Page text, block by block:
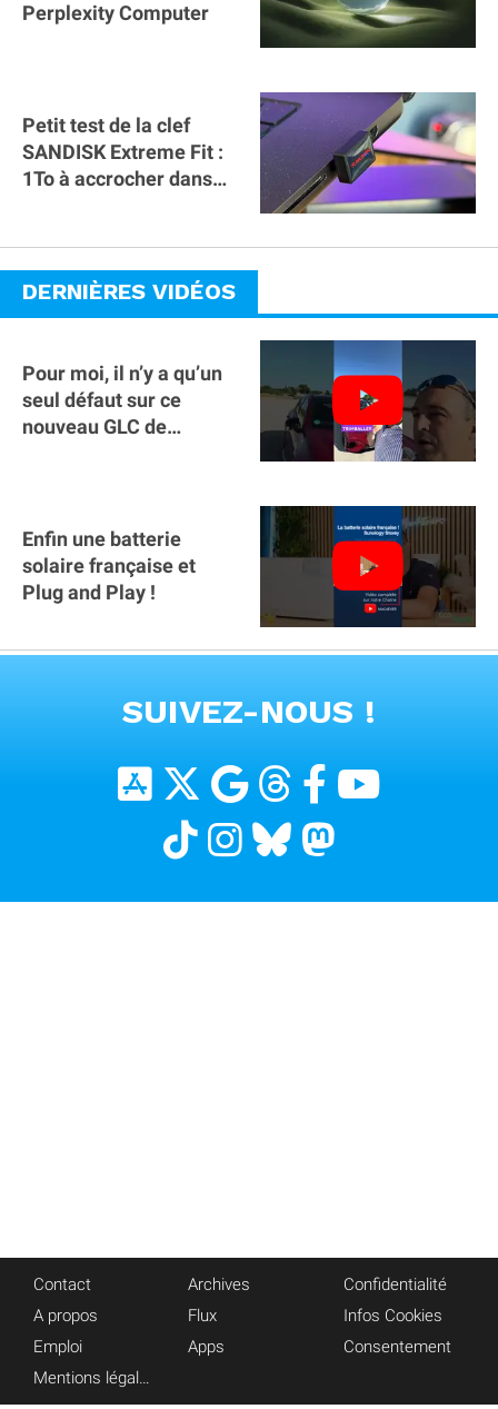
Perplexity Computer
Petit test de la clef
SANDISK Extreme Fit :
1To à accrocher dans
DERNIÈRES VIDÉOS
Pour moi, il n’y a qu’un
seul défaut sur ce
nouveau GLC de
Enfin une batterie
solaire française et
Plug and Play !
SUIVEZ-NOUS !
Contact
A propos
Emploi
Mentions légales
Archives
Flux
Apps
Confidentialité
Infos Cookies
Consentement